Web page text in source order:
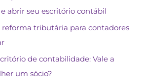
abrir seu escritório contábil
reforma tributária para contadores
de contabilidade: Vale a
um sócio?